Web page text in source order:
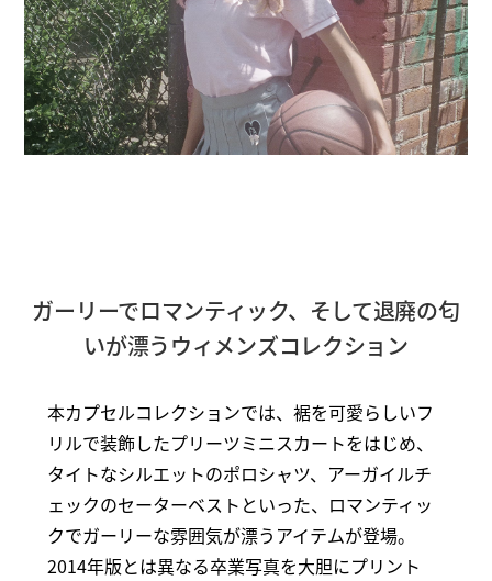
ガーリーでロマンティック、そして退廃の匂
いが漂うウィメンズコレクション
本カプセルコレクションでは、裾を可愛らしいフ
リルで装飾したプリーツミニスカートをはじめ、
タイトなシルエットのポロシャツ、アーガイルチ
ェックのセーターベストといった、ロマンティッ
クでガーリーな雰囲気が漂うアイテムが登場。
2014年版とは異なる卒業写真を大胆にプリント